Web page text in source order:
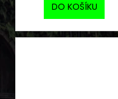
DO KOŠÍKU